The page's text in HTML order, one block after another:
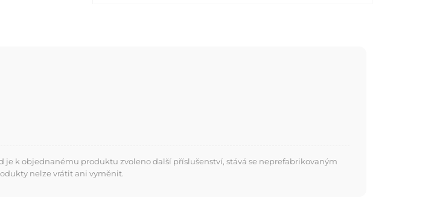
k objednanému produktu zvoleno další příslušenství, stává se neprefabrikovaným
nelze vrátit ani vyměnit.